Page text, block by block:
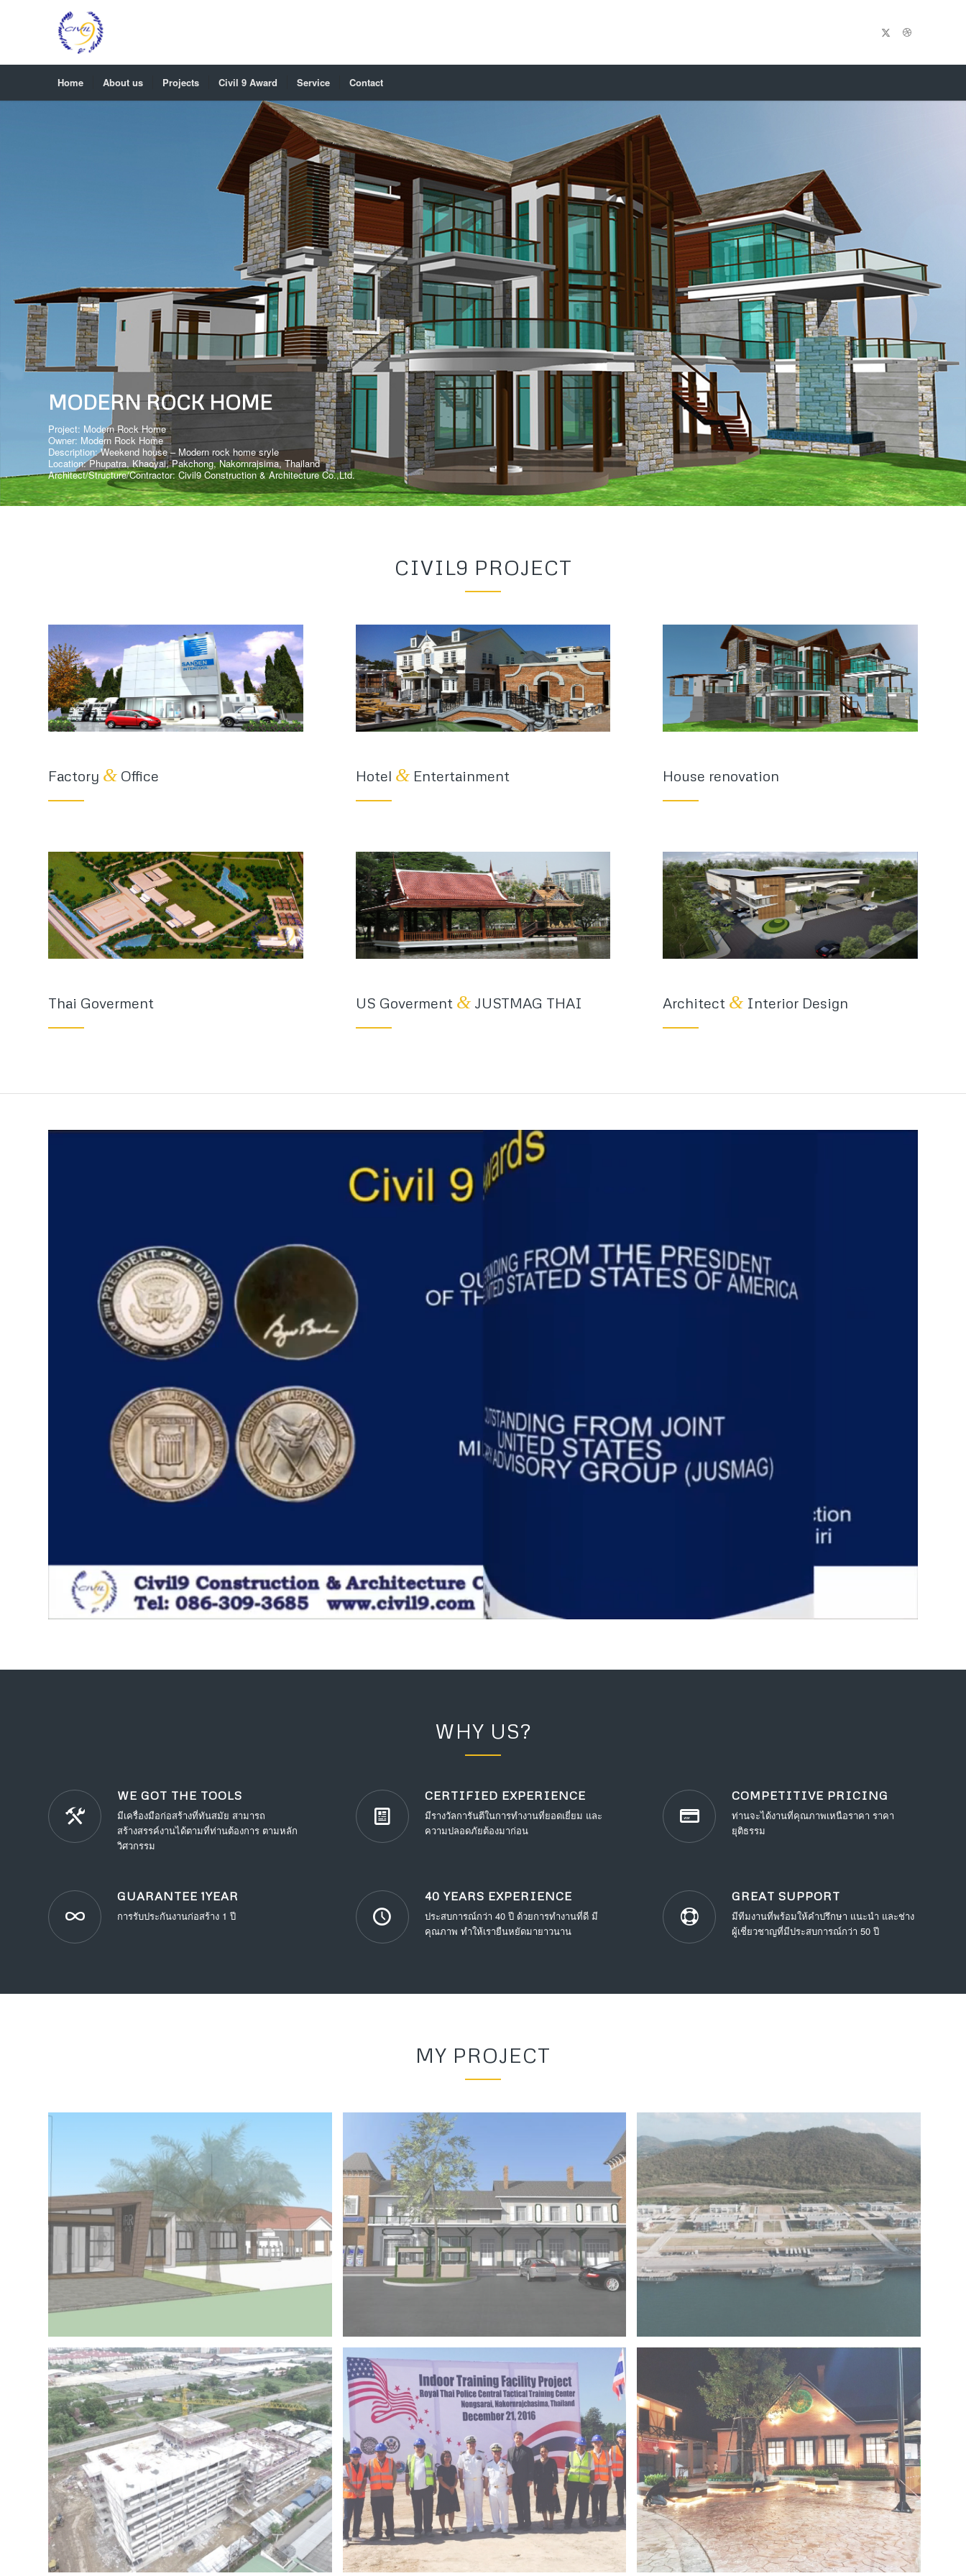
Home About us Projects Civil 9 Award Service Contact
CIVIL9 PROJECT
Factory & Office Hotel &Entertainment House renovation
Thai Goverment US Goverment &JUSTMAG THAI Architect & Interior Design
WHY US?
WE GOT THE TOOLS
มีเครื่องมือก่อสร้างที่ทันสมัย สามารถ
สร้างสรรค์งานได้ตามที่ท่านต้องการ ตามหลัก
วิศวกรรม
CERTIFIED EXPERIENCE
มีรางวัลการันตีในการทำงานที่ยอดเยี่ยม และ
ความปลอดภัยต้องมาก่อน
COMPETITIVE PRICING
ท่านจะได้งานที่คุณภาพเหนือราคา ราคา
ยุติธรรม
GUARANTEE 1YEAR
การรับประกันงานก่อสร้าง 1 ปี
40 YEARS EXPERIENCE
ประสบการณ์กว่า 40 ปี ด้วยการทำงานที่ดี มี
คุณภาพ ทำให้เรายืนหยัดมายาวนาน
GREAT SUPPORT
มีทีมงานที่พร้อมให้คำปรึกษา แนะนำ และช่าง
ผู้เชี่ยวชาญที่มีประสบการณ์กว่า 50 ปี
MY PROJECT
Project 15 – IRR OFFICE Project 14 – Bangchak khonkaen Project 13 – Multipurpose Facility